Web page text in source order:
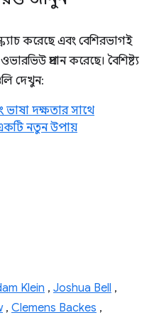
করেছে এবং বেশিরভাগই
প্রদান করেছে। বৈশিষ্ট্য
দেখুন:
ভাষা দক্ষতার সাথে
নতুন উপায়
Klein , Joshua Bell ,
, Clemens Backes ,